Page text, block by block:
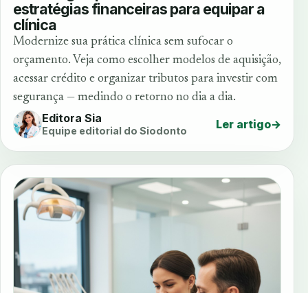
estratégias financeiras para equipar a
clínica
Modernize sua prática clínica sem sufocar o
orçamento. Veja como escolher modelos de aquisição,
acessar crédito e organizar tributos para investir com
segurança — medindo o retorno no dia a dia.
Editora Sia
Equipe editorial do Siodonto Ler artigo→